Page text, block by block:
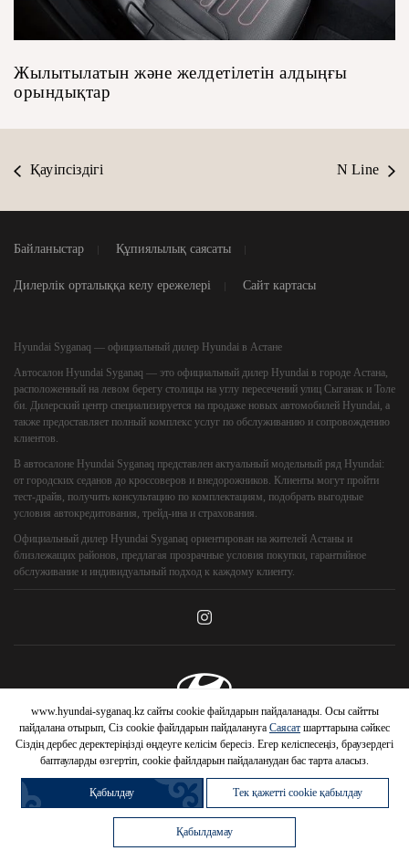
Жылытылатын және желдетілетін алдыңғы
орындықтар
Қауіпсіздігі N Line
Байланыстар Құпиялылық саясаты
Дилерлік орталыққа келу ережелері Сайт картасы
Hyundai Syganaq — официальный дилер Hyundai в Астане
Автосалон Hyundai Syganaq — это официальный дилер Hyundai в городе Астана,
расположенный на левом берегу столицы на углу пересечений улиц Сыганак и Толе
би. Дилерский центр специализируется на продаже новых автомобилей Hyundai, а
также предоставляет полный комплекс услуг по обслуживанию и сопровождению
клиентов.
В автосалоне Hyundai Syganaq представлен актуальный модельный ряд Hyundai:
от городских седанов до кроссоверов и внедорожников. Клиенты могут пройти
тест-драйв, получить консультацию по комплектациям, подобрать выгодные
условия автокредитования, трейд-ина и страхования.
Официальный дилер Hyundai Syganaq ориентирован на жителей Астаны и
близлежащих районов, предлагая прозрачные условия покупки, гарантийное
обслуживание и индивидуальный подход к каждому клиенту.
© 2026 Hyundai Motor Company
www.hyundai-syganaq.kz сайты cookie файлдарын пайдаланады. Осы сайтты
пайдалана отырып, Сіз cookie файлдарын пайдалануға Саясат шарттарына сәйкес
Сіздің дербес деректеріңізді өңдеуге келісім бересіз. Егер келіспесеңіз, браузердегі
баптауларды өзгертіп, cookie файлдарын пайдаланудан бас тарта аласыз.
Қабылдау Тек қажетті cookie қабылдау
Қабылдамау
HYUNDAI